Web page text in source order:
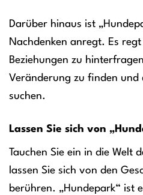
Darüber hinaus ist
Nachdenken anregt. Es
Beziehungen zu
Veränderung zu finden und
suchen.
Lassen Sie sich von
Tauchen Sie ein in die Welt
lassen Sie sich von den
berühren. „Hundepark“ ist